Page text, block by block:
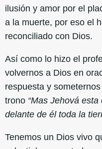
ilusión y amor por el
a la muerte, por eso el
reconciliado con Dios.
Así como lo hizo el
volvernos a Dios en
respuesta y
trono “Mas Jehová
delante de él toda la
Tenemos un Dios vivo